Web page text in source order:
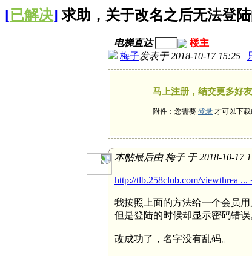
[已解决] 求助，关于改名之后无法登
电梯直达
楼主
梅子发表于 2018-10-17 15:25 |
马上注册，结交更多好
附件：您需要 登录 才可以下
本帖最后由 梅子 于 2018-10-17
http://tlb.258club.com/viewthrea
我按照上面的方法给一个会员
但是登陆的时候却显示密码错
改成功了，名字没有乱码。